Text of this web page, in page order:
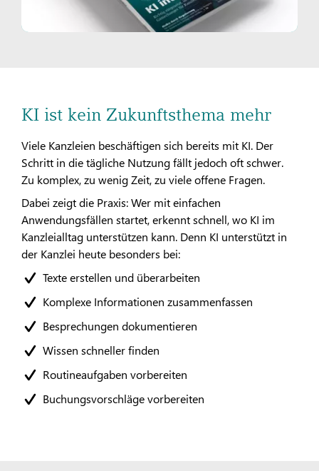
KI ist kein Zukunftsthema mehr
Viele Kanzleien beschäftigen sich bereits mit KI. Der
Schritt in die tägliche Nutzung fällt jedoch oft schwer.
Zu komplex, zu wenig Zeit, zu viele offene Fragen.
Dabei zeigt die Praxis: Wer mit einfachen
Anwendungsfällen startet, erkennt schnell, wo KI im
Kanzleialltag unterstützen kann. Denn KI unterstützt in
der Kanzlei heute besonders bei:
Texte erstellen und überarbeiten
Komplexe Informationen zusammenfassen
Besprechungen dokumentieren
Wissen schneller finden
Routineaufgaben vorbereiten
Buchungsvorschläge vorbereiten